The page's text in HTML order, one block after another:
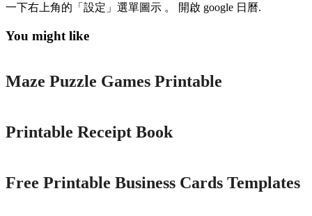
一下右上角的「設定」選單圖示 。 開啟 google 日曆.
You might like
Printable
Maze Puzzle Games Printable
Printable Receipt Book
Free Printable Business Cards Templates